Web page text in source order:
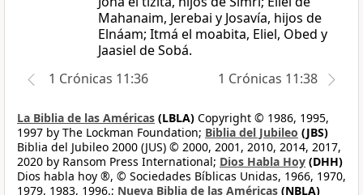
Mahanaim, Jerebai y Josavía, hijos de
Elnáam; Itmá el moabita, Eliel, Obed y
Jaasiel de Sobá.
1 Crónicas 11:36
1 Crónicas 11:38
La Biblia de las Américas (LBLA) Copyright © 1986, 1995,
1997 by The Lockman Foundation; Biblia del Jubileo (JBS)
Biblia del Jubileo 2000 (JUS) © 2000, 2001, 2010, 2014, 2017,
2020 by Ransom Press International; Dios Habla Hoy (DHH)
Dios habla hoy ®, © Sociedades Bíblicas Unidas, 1966, 1970,
1979, 1983, 1996.; Nueva Biblia de las Américas (NBLA)